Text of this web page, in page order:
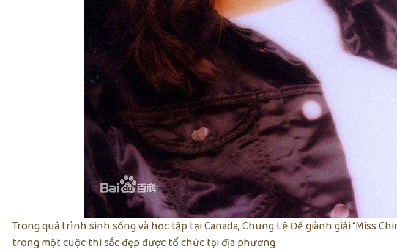
Trong quá trình sinh sống và học tập tại Canada, Chung Lệ Đề giành giải “Miss
trong một cuộc thi sắc đẹp được tổ chức tại địa phương.